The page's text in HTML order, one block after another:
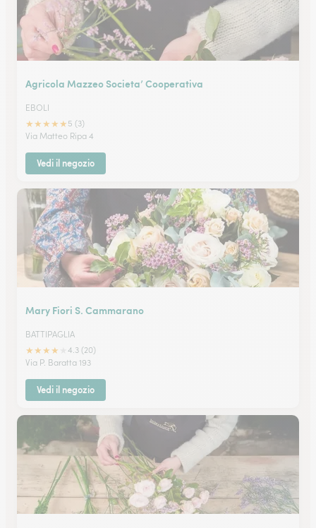
Agricola Mazzeo Societa’ Cooperativa
EBOLI
★★★★★ 5 (3)
Via Matteo Ripa 4
Vedi il negozio
Mary Fiori S. Cammarano
BATTIPAGLIA
★★★★
4.3 (20)
Via P. Baratta 193
Vedi il negozio